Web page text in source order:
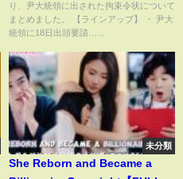
の“強引な印象”避ける狙いか──
ニュースライブ（日テレNEWS
り、尹大統領に出された拘束令状について
まとめました。 【ラインアップ】 ・ 尹大
統領に18日出頭要請…...
未分類
She Reborn and Became a